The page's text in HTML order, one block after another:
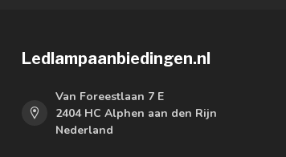
Ledlampaanbiedingen.nl
Van Foreestlaan 7 E
2404 HC Alphen aan den Rijn
Nederland